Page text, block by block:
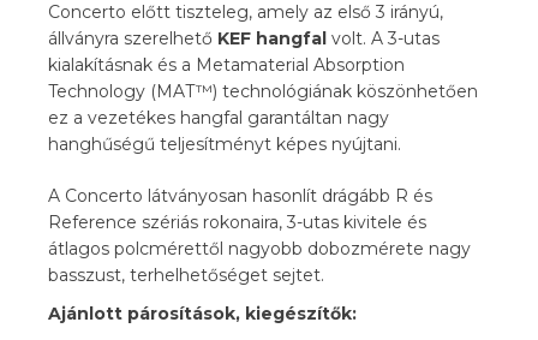
Concerto előtt tiszteleg, amely az első 3 irányú,
állványra szerelhető KEF hangfal volt. A 3-utas
kialakításnak és a Metamaterial Absorption
Technology (MAT™) technológiának köszönhetően
ez a vezetékes hangfal garantáltan nagy
hanghűségű teljesítményt képes nyújtani.
A Concerto látványosan hasonlít drágább R és
Reference szériás rokonaira, 3-utas kivitele és
átlagos polcmérettől nagyobb dobozmérete nagy
basszust, terhelhetőséget sejtet.
Ajánlott párosítások, kiegészítők: